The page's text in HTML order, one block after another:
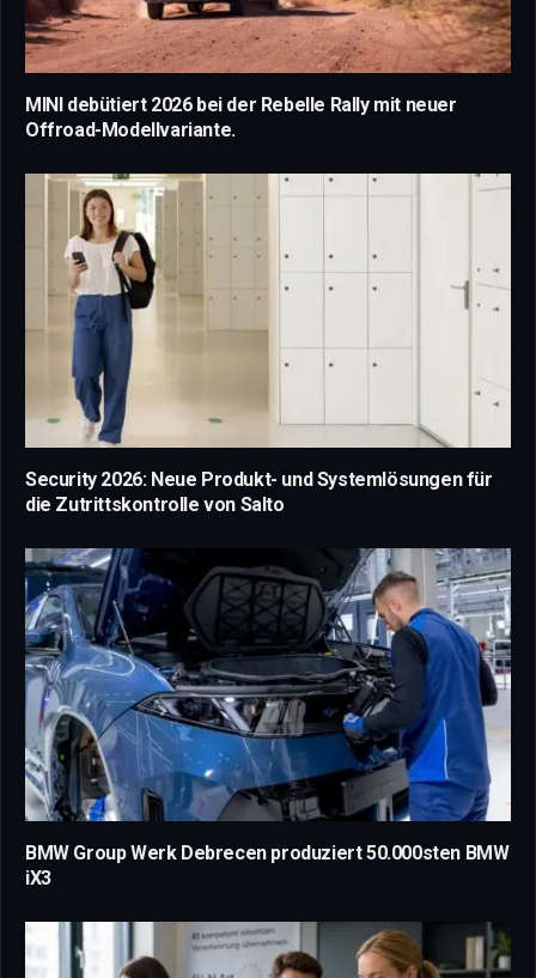
MINI debütiert 2026 bei der Rebelle Rally mit neuer
Offroad-Modellvariante.
Security 2026: Neue Produkt- und Systemlösungen für
die Zutrittskontrolle von Salto
BMW Group Werk Debrecen produziert 50.000sten BMW
iX3